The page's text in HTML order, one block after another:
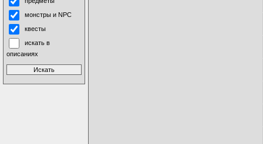
монстры и NPC
квесты
искать в
описаниях